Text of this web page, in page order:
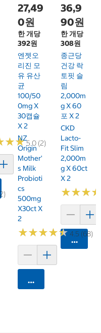
★★
★★5.0 (2)
담기
27,49
0원
한 개당
392원
엔젯오
리진 모
유 유산
균
100/50
0mg X
30캡슐
X 2
NZ
Origin
Mother'
S Milk
Probioti
Cs
500mg
X30ct X
2
★★★★★
★★★★★4.5 (68)
카트에 담기
36,9
90원
한 개당
308원
종근당
건강 락
토핏 슬
림
2,000m
G X 60
포 X 2
CKD
Lacto-
Fit Slim
2,000m
G X 60ct
X 2
★★★
★★★
카트에